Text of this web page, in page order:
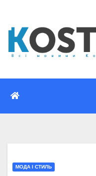
вмісту
МОДА І СТИЛЬ